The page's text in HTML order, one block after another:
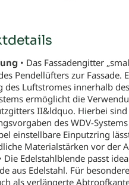
• Das Fassadengitter
Pendellüfters zur Fassade.
des Luftstromes innerhalb
ermöglicht die
II&ldquo. Hierbei sind
des WDV-
einstellbare Einputzring
Materialstärken vor der
Die Edelstahlblende passt
aus Edelstahl. Für
als verlängerte